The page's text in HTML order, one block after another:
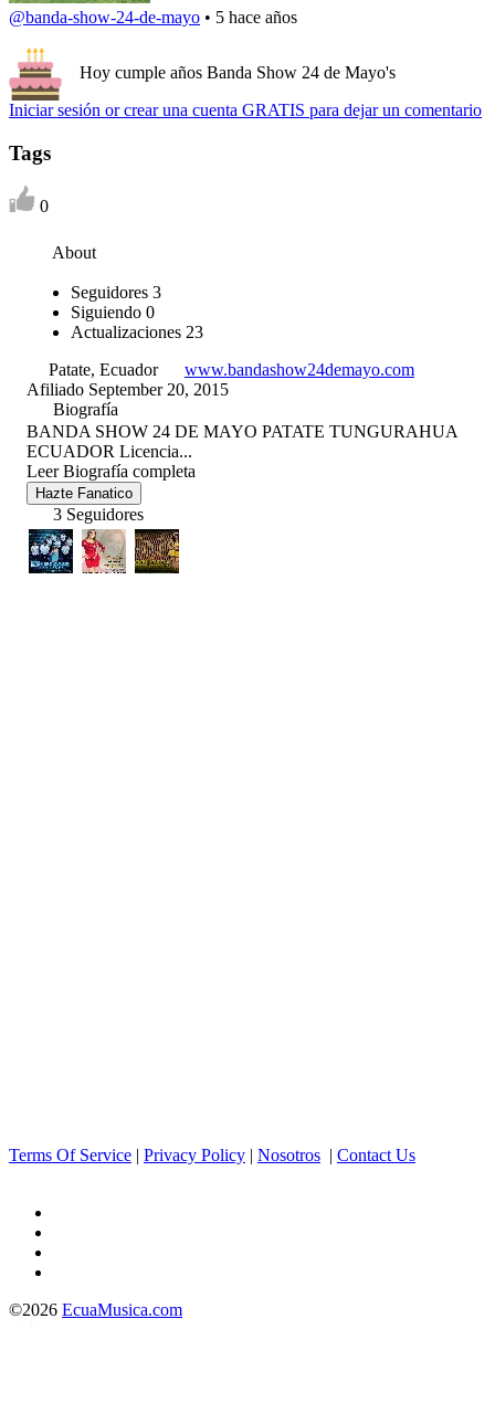
@banda-show-24-de-mayo • 5 hace años
Hoy cumple años Banda Show 24 de Mayo's
Iniciar sesión or crear una cuenta GRATIS para dejar un comentario
Tags
0
About
Seguidores 3
Siguiendo 0
Actualizaciones 23
Patate, Ecuador
www.bandashow24demayo.com
Afiliado September 20, 2015
Biografía
BANDA SHOW 24 DE MAYO PATATE TUNGURAHUA
ECUADOR Licencia...
Leer Biografía completa
Hazte Fanatico
3 Seguidores
Terms Of Service | Privacy Policy | Nosotros | Contact Us
©2026 EcuaMusica.com